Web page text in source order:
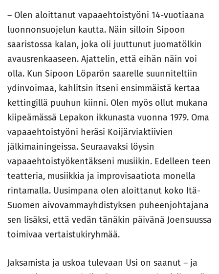
– Olen aloittanut vapaaehtoistyöni 14-vuotiaana
luonnonsuojelun kautta. Näin silloin Sipoon
saaristossa kalan, joka oli juuttunut juomatölkin
avausrenkaaseen. Ajattelin, että eihän näin voi
olla. Kun Sipoon Löparön saarelle suunniteltiin
ydinvoimaa, kahlitsin itseni ensimmäistä kertaa
kettingillä puuhun kiinni. Olen myös ollut mukana
kiipeämässä Lepakon ikkunasta vuonna 1979. Oma
vapaaehtoistyöni heräsi Koijärviaktiivien
jälkimainingeissa. Seuraavaksi löysin
vapaaehtoistyökentäkseni musiikin. Edelleen teen
teatteria, musiikkia ja improvisaatiota monella
rintamalla. Uusimpana olen aloittanut koko Itä-
Suomen aivovammayhdistyksen puheenjohtajana
sen lisäksi, että vedän tänäkin päivänä Joensuussa
toimivaa vertaistukiryhmää.
Jaksamista ja uskoa tulevaan Usi on saanut – ja